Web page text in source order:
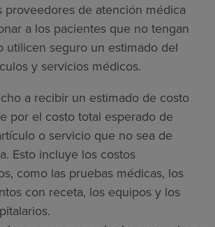
proveedores de atención médica
a los pacientes que no tengan
utilicen seguro un estimado del
y servicios médicos.
a recibir un estimado de costo
por el costo total esperado de
o servicio que no sea de
Esto incluye los costos
como las pruebas médicas, los
con receta, los equipos y los